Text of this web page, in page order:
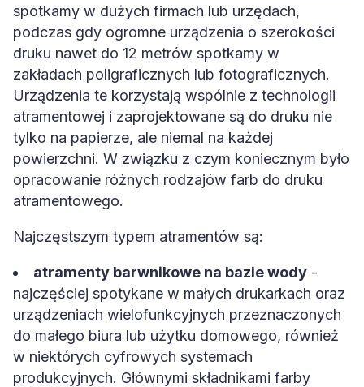
spotkamy w dużych firmach lub urzędach,
podczas gdy ogromne urządzenia o szerokości
druku nawet do 12 metrów spotkamy w
zakładach poligraficznych lub fotograficznych.
Urządzenia te korzystają wspólnie z technologii
atramentowej i zaprojektowane są do druku nie
tylko na papierze, ale niemal na każdej
powierzchni. W związku z czym koniecznym było
opracowanie różnych rodzajów farb do druku
atramentowego.
Najczęstszym typem atramentów są:
atramenty barwnikowe na bazie wody -
najczęściej spotykane w małych drukarkach oraz
urządzeniach wielofunkcyjnych przeznaczonych
do małego biura lub użytku domowego, również
w niektórych cyfrowych systemach
produkcyjnych. Głównymi składnikami farby